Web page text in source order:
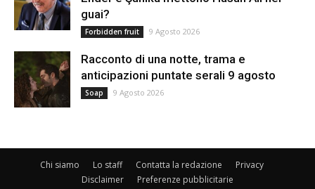
guai?
Forbidden fruit 9 Agosto 2026
Racconto di una notte, trama e
anticipazioni puntate serali 9 agosto
Soap 9 Agosto 2026
Chi siamo Lo staff Contatta la redazione
Privacy
Disclaimer
Preferenze pubblicitarie